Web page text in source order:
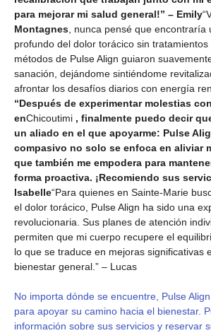
para mejorar mi salud general!” – Emily
Montagnes, nunca pensé que encontraría
profundo del dolor torácico sin
métodos de Pulse Align guiaron
sanación, dejándome sintiéndome
afrontar los desafíos diarios con energía
“Después de experimentar molestias
enChicoutimi , finalmente puedo decir
un aliado en el que apoyarme: Pulse
compasivo no solo se enfoca en aliviar
que también me empodera para
forma proactiva. ¡Recomiendo sus
Isabelle“Para quienes en Sainte-Marie
el dolor torácico, Pulse Align ha sido una
revolucionaria. Sus planes de atención
permiten que mi cuerpo recupere el
lo que se traduce en mejoras significativas
bienestar general.” – Lucas
No importa dónde se encuentre, Pulse
para apoyar su camino hacia el bienestar.
información sobre sus servicios y reservar